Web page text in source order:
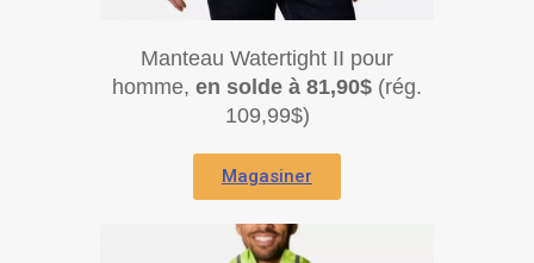
Manteau Watertight II pour
homme, en solde à 81,90$ (rég.
109,99$)
Magasiner